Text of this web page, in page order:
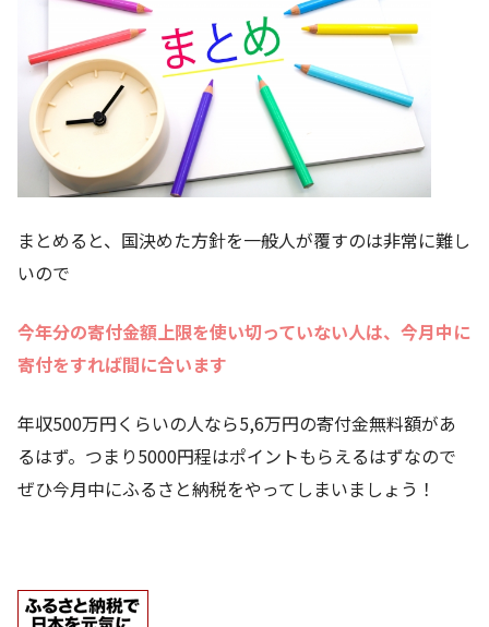
まとめると、国決めた方針を一般人が覆すのは非常に難し
いので
今年分の寄付金額上限を使い切っていない人は、今月中に
寄付をすれば間に合います
年収500万円くらいの人なら5,6万円の寄付金無料額があ
るはず。つまり5000円程はポイントもらえるはずなので
ぜひ今月中にふるさと納税をやってしまいましょう！